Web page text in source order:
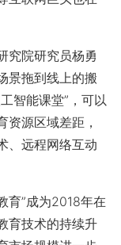
院研究员杨勇
景拖到线上的搬
智能课堂”，可以
资源区域差距，
、远程网络互动
”成为2018年在
育技术的持续升